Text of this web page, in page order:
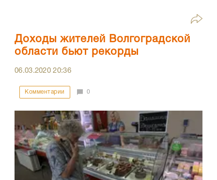
Доходы жителей Волгоградской
области бьют рекорды
06.03.202020:36
Комментарии 0